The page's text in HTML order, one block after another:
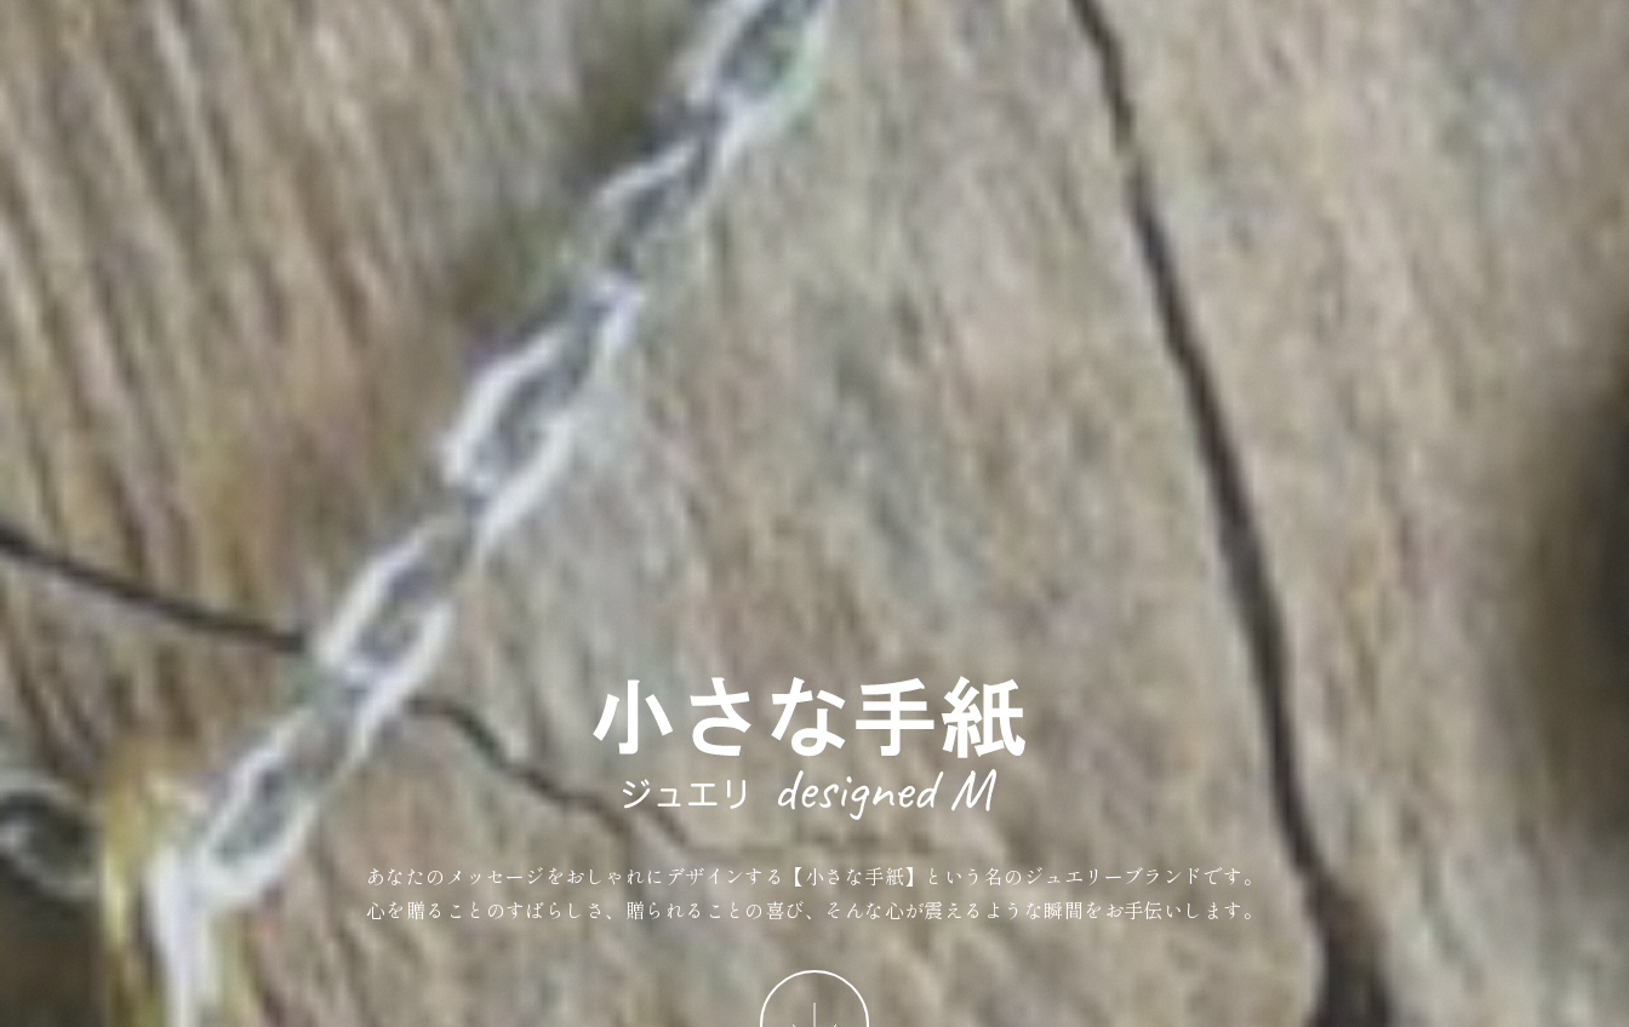
あなたのメッセージをおしゃれにデザインする【小さな手紙】という名のジュエリーブランドです。
心を贈ることのすばらしさ、贈られることの喜び、そんな心が震えるような瞬間をお手伝いします。